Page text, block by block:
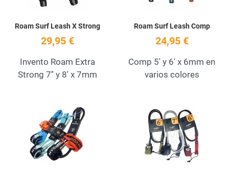
Roam Surf Leash X Strong
29,95 €
Invento Roam Extra
Strong 7'' y 8' x 7mm
Roam Surf Leash Comp
24,95 €
Comp 5' y 6' x 6mm en
varios colores
Add to Wishlist
Quick View